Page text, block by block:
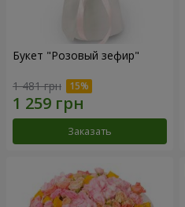
Букет "Розовый зефир"
1 481 грн
Заказать